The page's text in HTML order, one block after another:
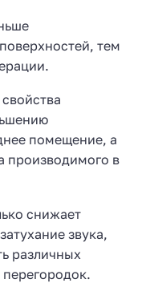
тем
помещение, а
производимого в
снижает
звука,
различных